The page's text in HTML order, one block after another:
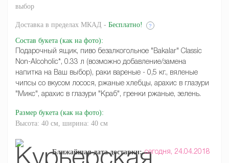
выбор
Доставка в пределах МКАД - Бесплатно! ?
Состав букета (как на фото):
Подарочный ящик, пиво безалкогольное "Bakalar" Classic
Non-Alcoholic*, 0.33 л (возможно добавление/замена
напитка на Ваш выбор), раки вареные - 0,5 кг., вяленые
чипсы со вкусом лосося, ржаные хлебцы, арахис в глазури
"Микс", арахис в глазури "Краб", гренки ржаные, зелень.
Размер букета (как на фото):
Высота: 40 см, ширина: 40 см
Ближайшая дата доставки: сегодня, 24.04.2018